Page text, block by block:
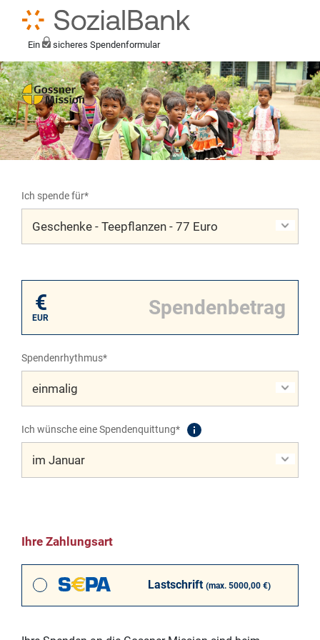
Ein sicheres Spendenformular
Ich spende für*
€
EUR
Spendenrhythmus*
Ich wünsche eine Spendenquittung*
Ihre Zahlungsart
Lastschrift (max. 5000,00 €)